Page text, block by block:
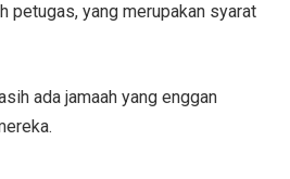
petugas, yang merupakan syarat
ada jamaah yang enggan